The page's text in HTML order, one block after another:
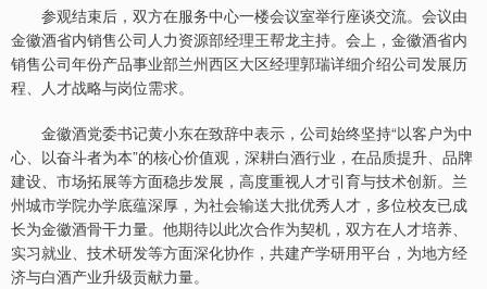
参观结束后，双方在服务中心一楼会议室举行座谈交流。会议由
金徽酒省内销售公司人力资源部经理王帮龙主持。会上，金徽酒省内
销售公司年份产品事业部兰州西区大区经理郭瑞详细介绍公司发展历
程、人才战略与岗位需求。
金徽酒党委书记黄小东在致辞中表示，公司始终坚持“以客户为中
心、以奋斗者为本”的核心价值观，深耕白酒行业，在品质提升、品牌
建设、市场拓展等方面稳步发展，高度重视人才引育与技术创新。兰
州城市学院办学底蕴深厚，为社会输送大批优秀人才，多位校友已成
长为金徽酒骨干力量。他期待以此次合作为契机，双方在人才培养、
实习就业、技术研发等方面深化协作，共建产学研用平台，为地方经
济与白酒产业升级贡献力量。